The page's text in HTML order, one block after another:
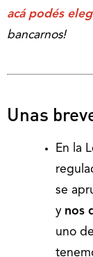
acá podés
bancarnos!
Unas
En la
se
y nos
uno